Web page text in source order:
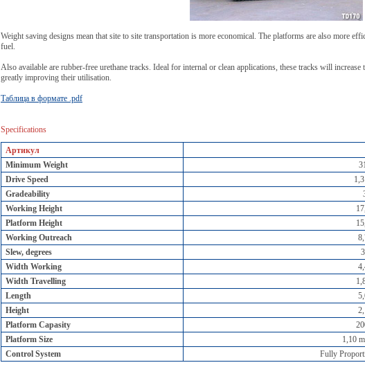
Weight saving designs mean that site to site transportation is more economical. The platforms are also more
fuel.
Also available are rubber-free urethane tracks. Ideal for internal or clean applications, these tracks will
greatly improving their utilisation.
Таблица в формате .pdf
Specifications
Артикул
Minimum Weight
Drive Speed
Gradeability
Working Height
Platform Height
Working Outreach
Slew, degrees
Width Working
Width Travelling
Length
Height
Platform Capasity
Platform Size
1,10
Control System
Fully